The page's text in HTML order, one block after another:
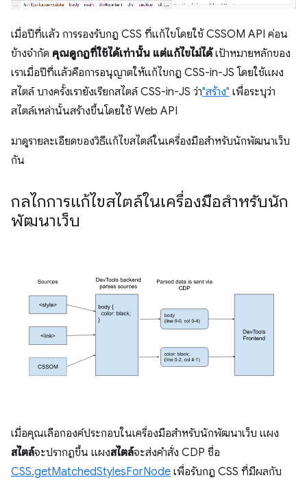
เมื่อปีที่แล้ว การรองรับกฎ CSS ที่แก้ไขโดยใช้ CSSOM API ค่อน
ข้างจำกัด คุณดูกฎที่ใช้ได้เท่านั้น แต่แก้ไขไม่ได้เป้าหมายหลักของ
เราเมื่อปีที่แล้วคือการอนุญาตให้แก้ไขกฎ CSS-in-JS โดยใช้แผง
สไตล์ บางครั้งเรายังเรียกสไตล์ CSS-in-JS ว่า"สร้าง" เพื่อระบุว่า
สไตล์เหล่านั้นสร้างขึ้นโดยใช้ Web API
มาดูรายละเอียดของวิธีแก้ไขสไตล์ในเครื่องมือสำหรับนักพัฒนาเว็บ
กัน
กลไกการแก้ไขสไตล์ในเครื่องมือสำหรับนัก
พัฒนาเว็บ
เมื่อคุณเลือกองค์ประกอบในเครื่องมือสำหรับนักพัฒนาเว็บ แผง
สไตล์จะปรากฏขึ้น แผงสไตล์จะส่งคําสั่ง CDP ชื่อ
CSS.getMatchedStylesForNode เพื่อรับกฎ CSS ที่มีผลกับ